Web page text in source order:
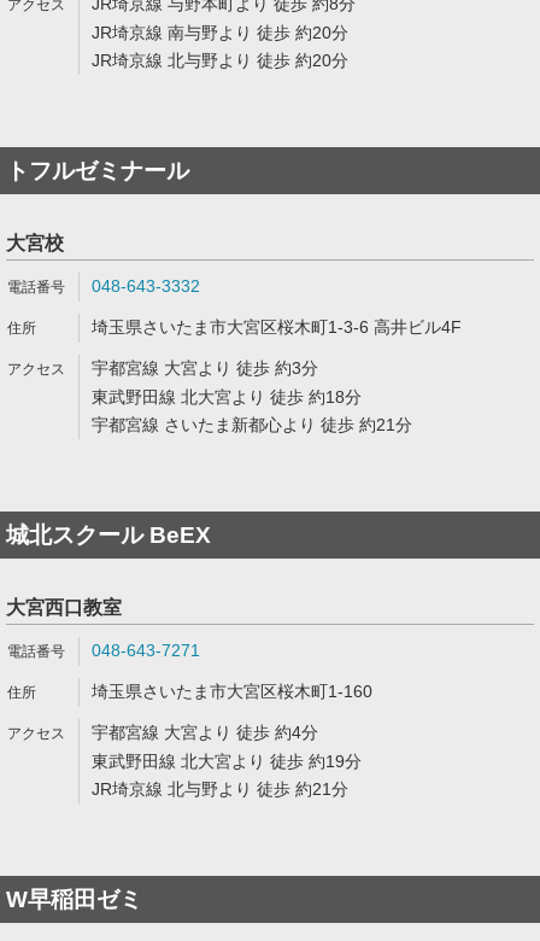
JR埼京線 南与野より 徒歩 約20分
JR埼京線 北与野より 徒歩 約20分
トフルゼミナール
大宮校
048-643-3332
埼玉県さいたま市大宮区桜木町1-3-6 高井ビル4F
宇都宮線 大宮より 徒歩 約3分
東武野田線 北大宮より 徒歩 約18分
宇都宮線 さいたま新都心より 徒歩 約21分
城北スクール BeEX
大宮西口教室
048-643-7271
埼玉県さいたま市大宮区桜木町1-160
宇都宮線 大宮より 徒歩 約4分
東武野田線 北大宮より 徒歩 約19分
JR埼京線 北与野より 徒歩 約21分
W早稲田ゼミ